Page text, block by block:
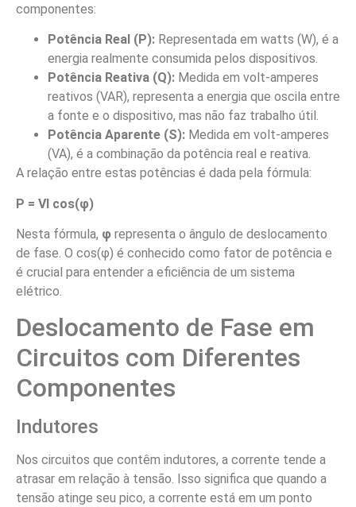
componentes:
Potência Real (P): Representada em watts (W), é a
energia realmente consumida pelos dispositivos.
Potência Reativa (Q): Medida em volt-amperes
reativos (VAR), representa a energia que oscila entre
a fonte e o dispositivo, mas não faz trabalho útil.
Potência Aparente (S): Medida em volt-amperes
(VA), é a combinação da potência real e reativa.
A relação entre estas potências é dada pela fórmula:
P = VI cos(φ)
Nesta fórmula, φ representa o ângulo de deslocamento
de fase. O cos(φ) é conhecido como fator de potência e
é crucial para entender a eficiência de um sistema
elétrico.
Deslocamento de Fase em
Circuitos com Diferentes
Componentes
Indutores
Nos circuitos que contêm indutores, a corrente tende a
atrasar em relação à tensão. Isso significa que quando a
tensão atinge seu pico, a corrente está em um ponto